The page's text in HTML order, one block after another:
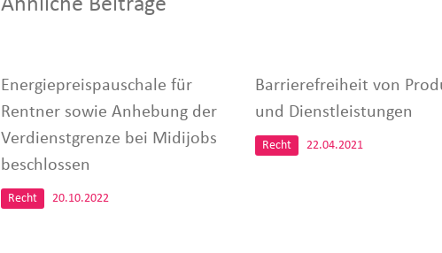
Energiepreispauschale für
Rentner sowie Anhebung der
Verdienstgrenze bei Midijobs
beschlossen
Recht 20.10.2022
Barrierefreiheit von
und Dienstleistungen
Recht 22.04.2021